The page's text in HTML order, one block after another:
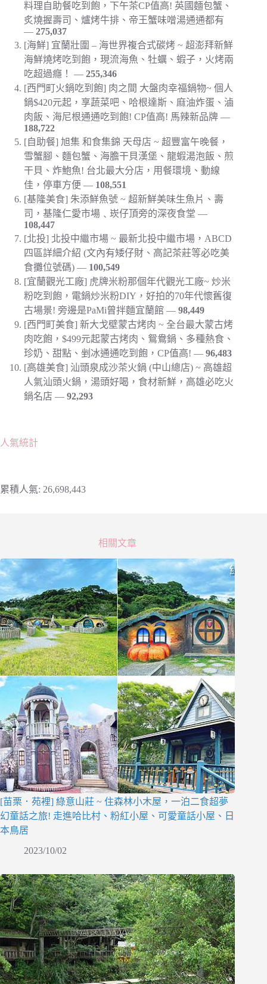
料理自助餐吃到飽，下午茶CP值高! 英國麵包蟹、
炙燒握壽司、爐烤牛排、帝王蟹味噌湯通通都有
— 275,037
[海鮮] 宜蘭壯圍 – 海世界複合式碳烤 ~ 超澎拜新鮮
海鮮燒烤吃到飽，現流海魚、牡蠣、蝦子，火烤兩
吃超過癮！
— 255,346
[西門町火鍋吃到飽] 肉之間 大盤肉幸福鍋物~ 個人
鍋$420元起，享蔬菜吧、哈根達斯、麻油炸蛋、滷
肉飯、海尼根通通吃到飽! CP值高! 馬辣新品牌 —
188,722
[自助餐] 旭集 和食集錦 天母店 ~ 超豐富午晚餐，
雪蟹腳、麵包蟹、海膽干貝漢堡、龍蝦湯泡飯、煎
干貝、炸鮑魚! 台北最大分店，用餐環境、動線
佳，停車方便 — 108,551
[基隆美食] 朱添鮮魚號 ~ 超新鮮美味生魚片、壽
司，基隆仁愛市場﹑崁仔頂旁的深夜食堂 —
108,447
[北投] 北投中繼市場 ~ 最新北投中繼市場，ABCD
四區詳細介紹 (文內有矮仔財、高記茶莊等必吃美
食攤位號碼) — 100,549
[宜蘭觀光工廠] 虎牌米粉那個年代觀光工廠~ 炒米
粉吃到飽，電鍋炒米粉DIY，好拍的70年代懷舊復
古場景! 旁邊是PaMi曾拌麵宜蘭館 — 98,449
[西門町美食] 新大戈壁蒙古烤肉 ~ 全台最大蒙古烤
肉吃飽，$499元起蒙古烤肉、鴛鴦鍋、多種熱食、
珍奶、甜點、剉冰通通吃到飽，CP值高! — 96,483
[高雄美食] 汕頭泉成沙茶火鍋 (中山總店) ~ 高雄超
人氣汕頭火鍋，湯頭好喝，食材新鮮，高雄必吃火
鍋名店 — 92,293
人氣統計
累積人氣: ​26,698,443
相關文章
[苗栗．苑裡] 綠意山莊 ~ 住森林小木屋，一泊二食超夢
幻童話之旅! 走進哈比村、粉紅小屋、可愛童話小屋、日
本鳥居
2023/10/02